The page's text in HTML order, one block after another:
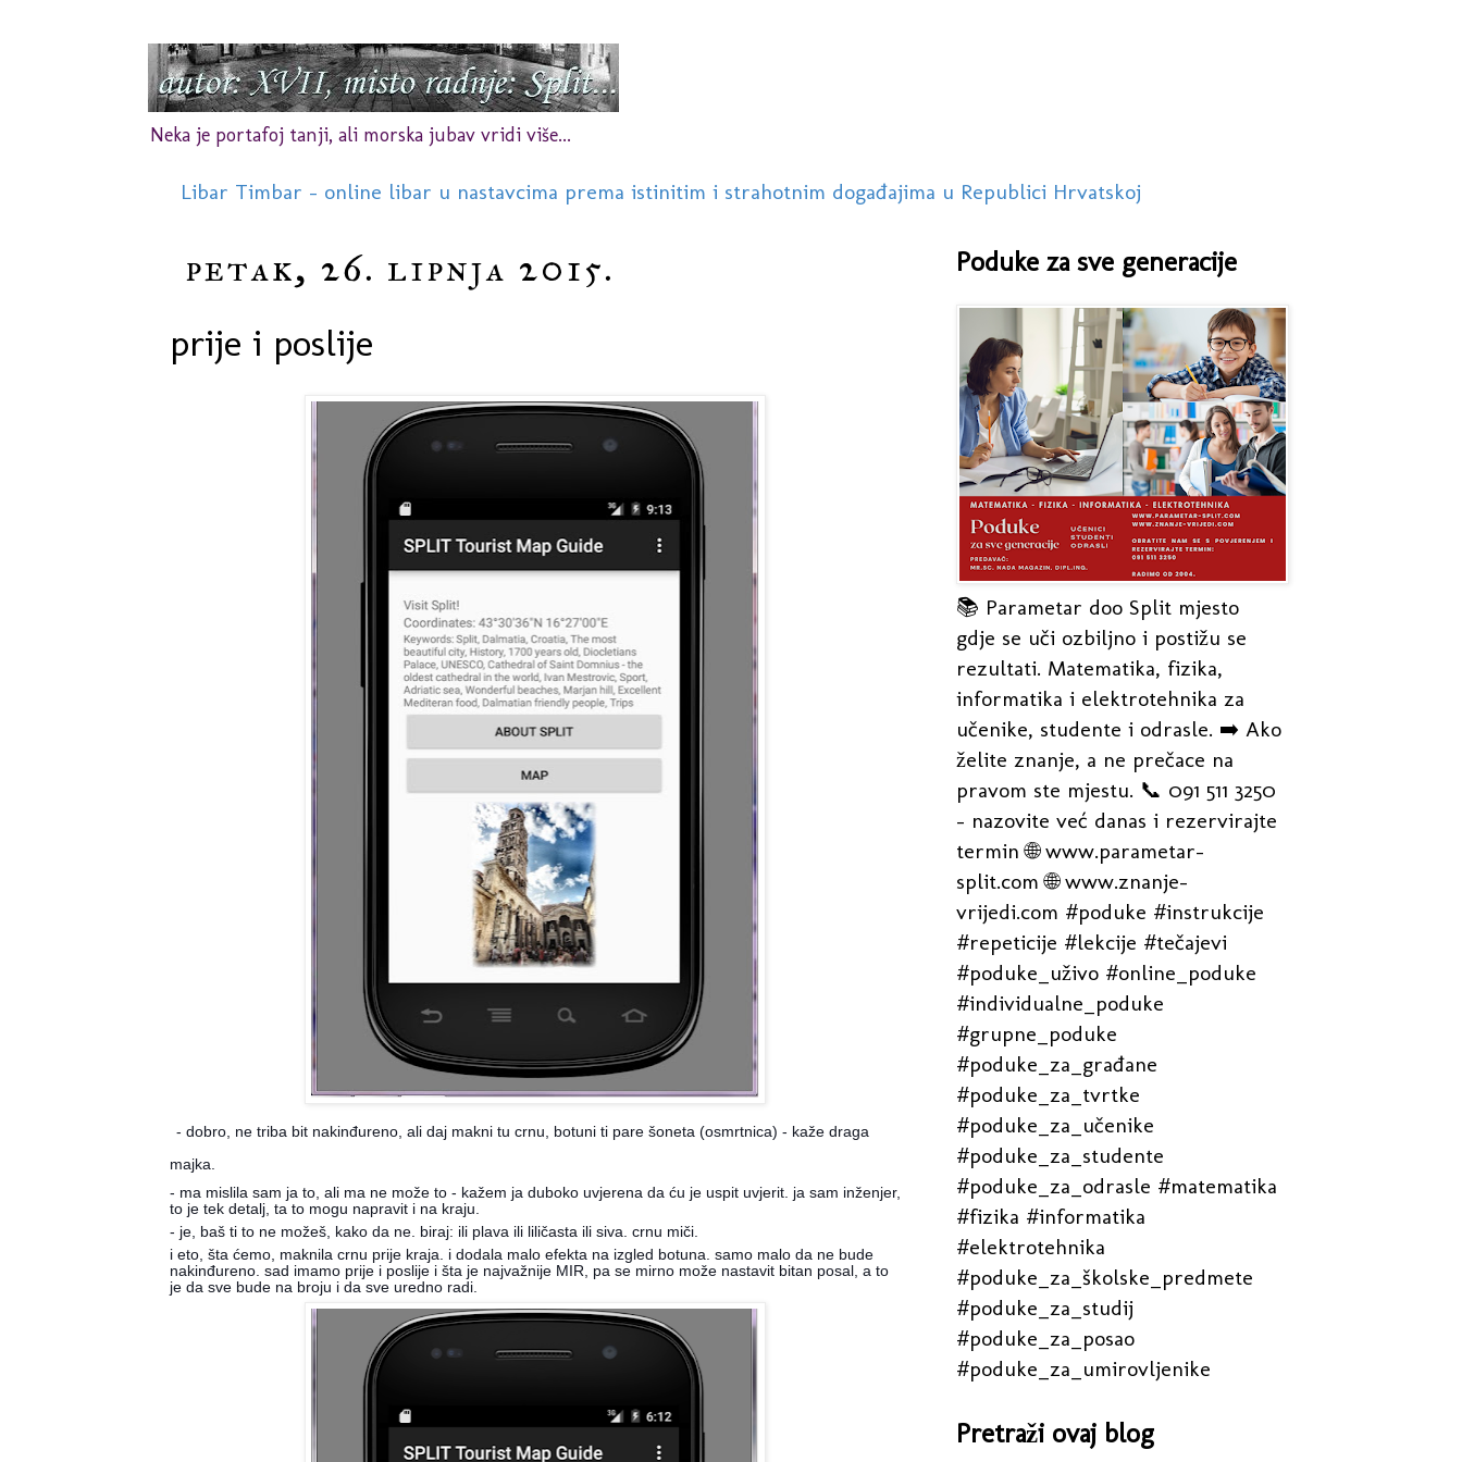
Neka je portafoj tanji, ali morska jubav vridi više...
Libar Timbar - online libar u nastavcima prema istinitim i strahotnim događajima u Republici Hrvatskoj
petak, 26. lipnja 2015.
prije i poslije
- dobro, ne triba bit nakinđureno, ali daj makni tu crnu, botuni ti pare šoneta (osmrtnica) - kaže draga
majka.
- ma mislila sam ja to, ali ma ne može to - kažem ja duboko uvjerena da ću je uspit uvjerit. ja sam inženjer,
to je tek detalj, ta to mogu napravit i na kraju.
- je, baš ti to ne možeš, kako da ne. biraj: ili plava ili liličasta ili siva. crnu miči.
i eto, šta ćemo, maknila crnu prije kraja. i dodala malo efekta na izgled botuna. samo malo da ne bude
nakinđureno. sad imamo prije i poslije i šta je najvažnije MIR, pa se mirno može nastavit bitan posal, a to
je da sve bude na broju i da sve uredno radi.
Poduke za sve generacije
📚 Parametar doo Split mjesto
gdje se uči ozbiljno i postižu se
rezultati. Matematika, fizika,
informatika i elektrotehnika za
učenike, studente i odrasle. ➡️ Ako
želite znanje, a ne prečace na
pravom ste mjestu. 📞 091 511 3250
- nazovite već danas i rezervirajte
termin 🌐 www.parametar-
split.com 🌐 www.znanje-
vrijedi.com #poduke #instrukcije
#repeticije #lekcije #tečajevi
#poduke_uživo #online_poduke
#individualne_poduke
#grupne_poduke
#poduke_za_građane
#poduke_za_tvrtke
#poduke_za_učenike
#poduke_za_studente
#poduke_za_odrasle #matematika
#fizika #informatika
#elektrotehnika
#poduke_za_školske_predmete
#poduke_za_studij
#poduke_za_posao
#poduke_za_umirovljenike
Pretraži ovaj blog